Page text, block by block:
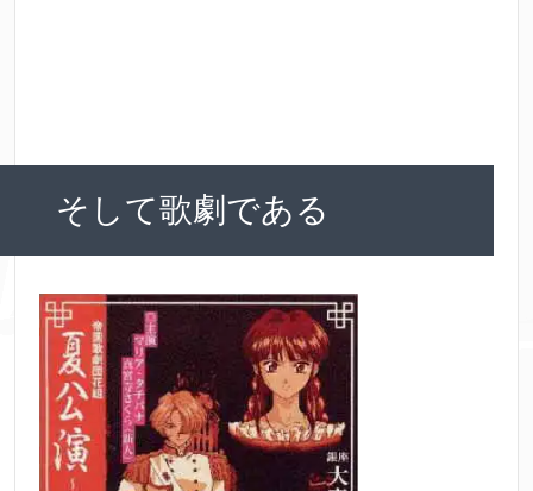
そして歌劇である